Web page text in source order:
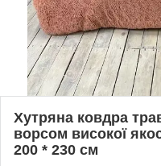
Хутряна ковдра
ворсом високої
200 * 230 см